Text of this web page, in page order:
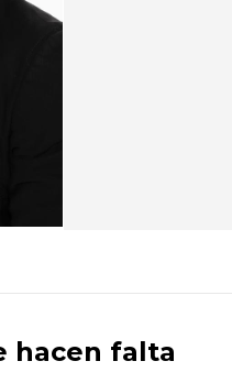
hacen falta